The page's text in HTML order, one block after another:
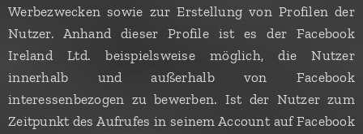
Werbezwecken sowie zur Erstellung von Profilen der
Nutzer. Anhand dieser Profile ist es der Facebook
Ireland Ltd. beispielsweise möglich, die Nutzer
innerhalb und außerhalb von Facebook
interessenbezogen zu bewerben. Ist der Nutzer zum
Zeitpunkt des Aufrufes in seinem Account auf Facebook